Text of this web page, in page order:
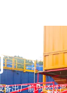
备出厂前均经过